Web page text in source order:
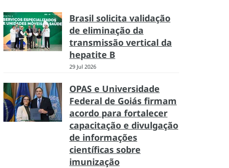
Brasil solicita validação
de eliminação da
transmissão vertical da
hepatite B
29 Jul 2026
OPAS e Universidade
Federal de Goiás firmam
acordo para fortalecer
capacitação e divulgação
de informações
científicas sobre
imunização